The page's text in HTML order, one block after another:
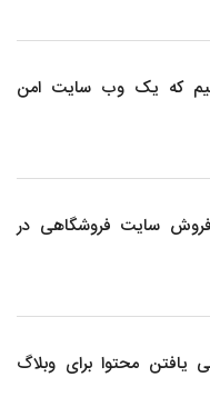
که یک وب سایت امن
فروش سایت فروشگاهی در
یافتن محتوا برای وبلاگ